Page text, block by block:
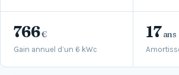
Gain annuel d’un 6 kWc
766€ 17 ans